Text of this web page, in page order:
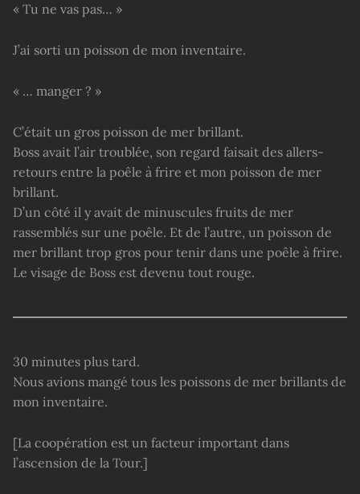
« Tu ne vas pas… »
J’ai sorti un poisson de mon inventaire.
« … manger ? »
C’était un gros poisson de mer brillant.
Boss avait l’air troublée, son regard faisait des allers-
retours entre la poêle à frire et mon poisson de mer
brillant.
D’un côté il y avait de minuscules fruits de mer
rassemblés sur une poêle. Et de l’autre, un poisson de
mer brillant trop gros pour tenir dans une poêle à frire.
Le visage de Boss est devenu tout rouge.
30 minutes plus tard.
Nous avions mangé tous les poissons de mer brillants de
mon inventaire.
[La coopération est un facteur important dans
l’ascension de la Tour.]